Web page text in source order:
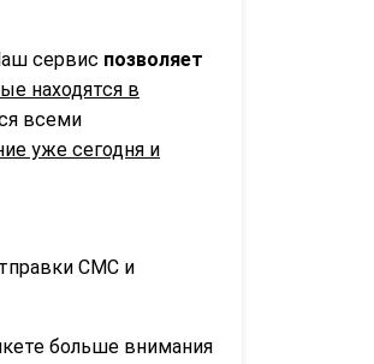
сервис позволяет
находятся в
всеми
уже сегодня и
СМС и
больше внимания